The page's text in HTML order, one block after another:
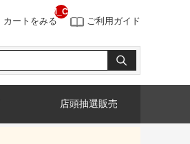
カートをみる
__ITM_CNT__
ご利用ガイド
店頭抽選販売